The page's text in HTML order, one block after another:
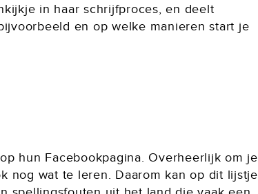
in haar schrijfproces, en deelt
en op welke manieren start je
hun Facebookpagina. Overheerlijk om je
nog wat te leren. Daarom kan op dit lijstje